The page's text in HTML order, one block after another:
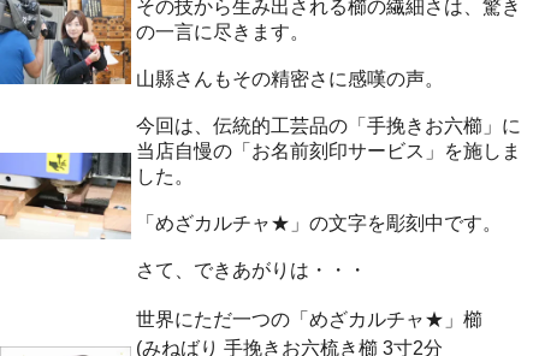
その技から生み出される櫛の繊細さは、驚き
の一言に尽きます。
山縣さんもその精密さに感嘆の声。
今回は、伝統的工芸品の「手挽きお六櫛」に
当店自慢の「お名前刻印サービス」を施しま
した。
「めざカルチャ★」の文字を彫刻中です。
さて、できあがりは・・・
世界にただ一つの「めざカルチャ★」櫛
(みねばり 手挽きお六梳き櫛 3寸2分